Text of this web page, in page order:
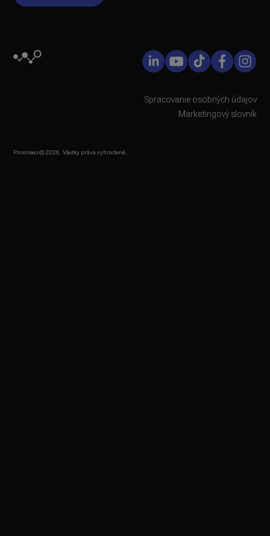
Spracovanie osobných údajov
Marketingový slovník
Promiseo © 2026. Všetky práva vyhradené.